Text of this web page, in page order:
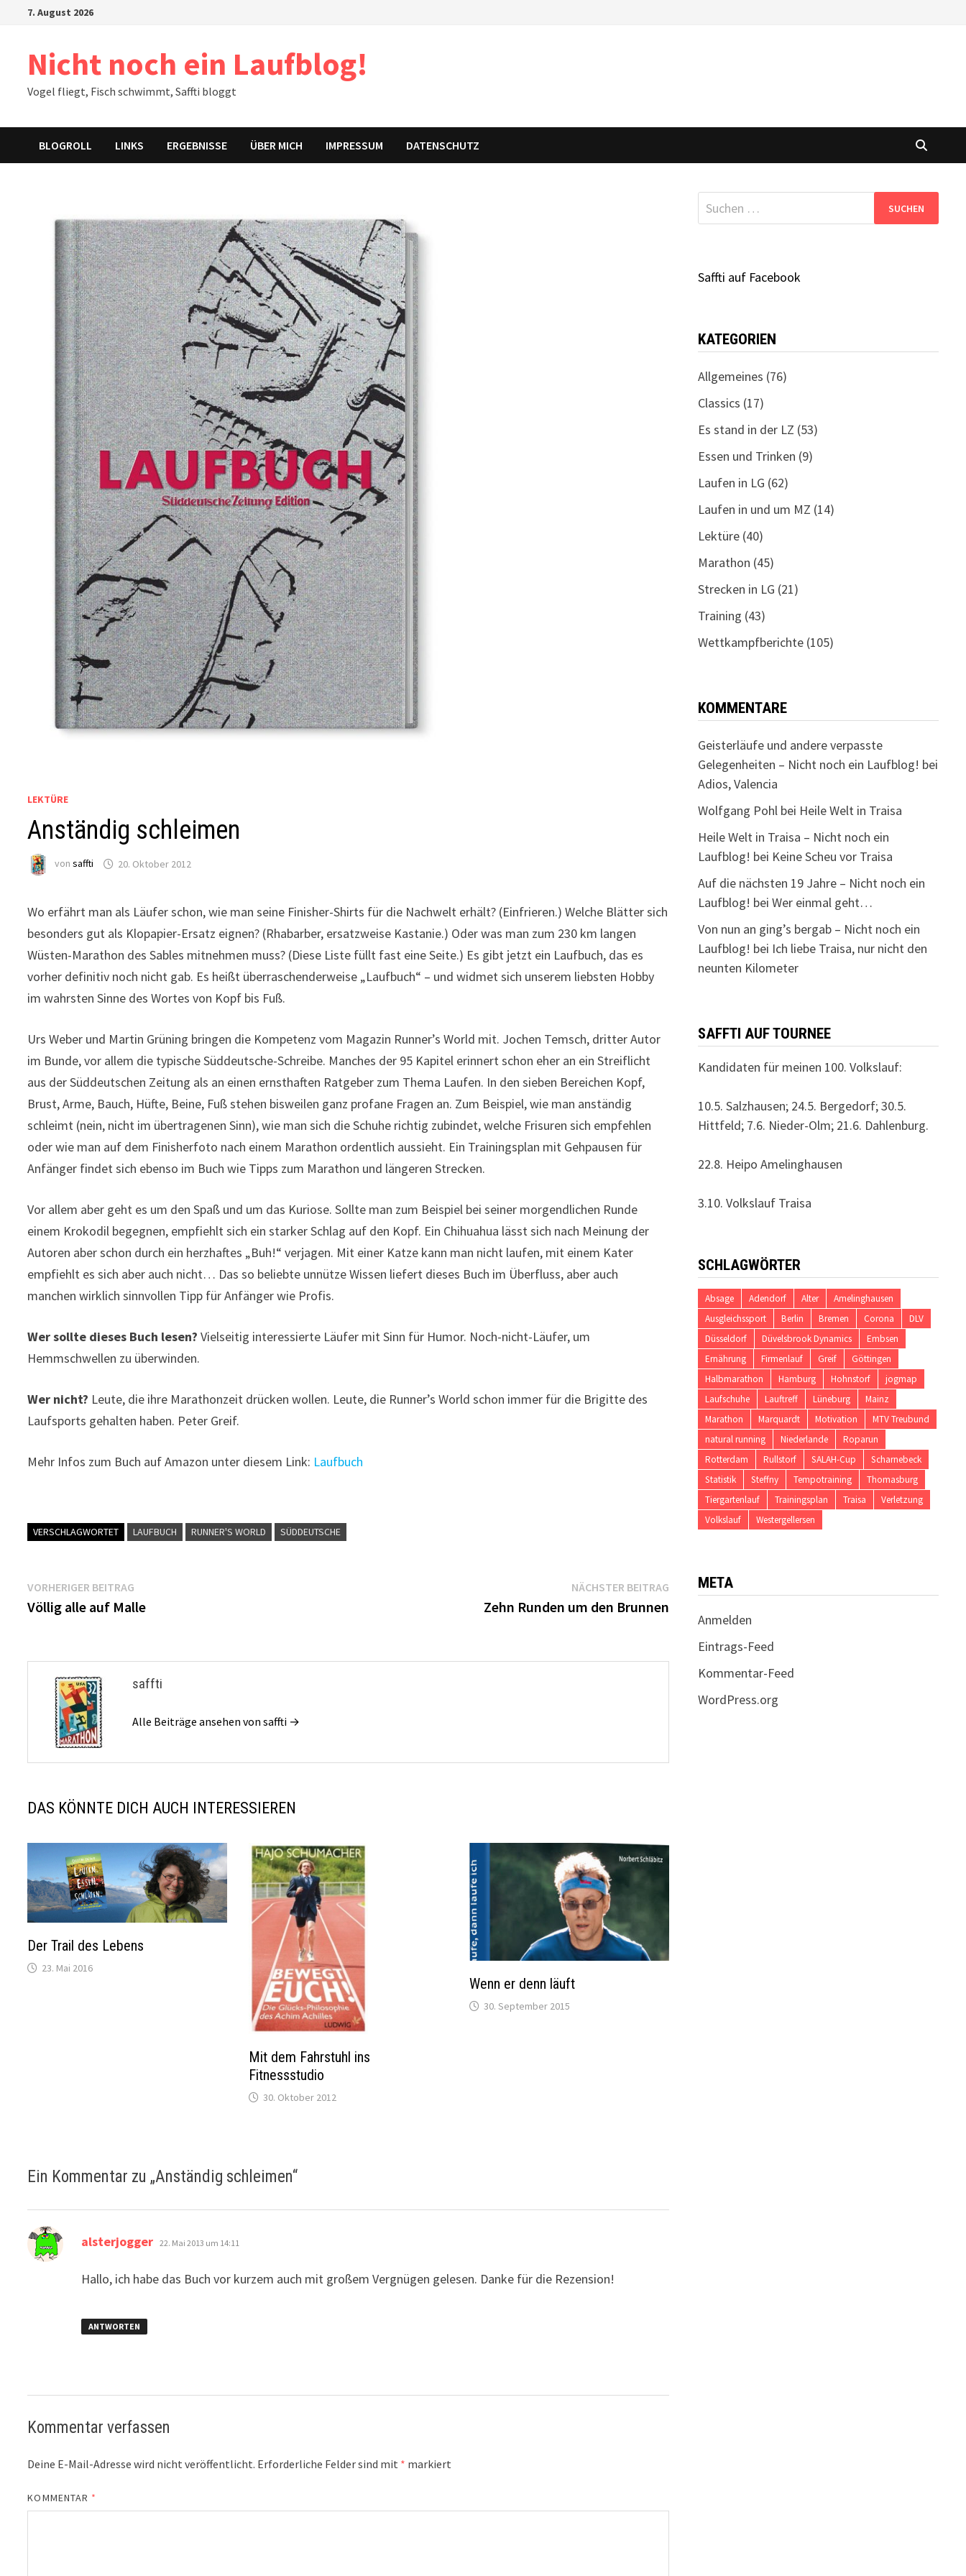
7. August 2026
Nicht noch ein Laufblog!
Vogel fliegt, Fisch schwimmt, Saffti bloggt
BLOGROLL LINKS ERGEBNISSE ÜBER MICH IMPRESSUM DATENSCHUTZ
LEKTÜRE
Anständig schleimen
vonsaffti 20. Oktober 2012
Wo erfährt man als Läufer schon, wie man seine Finisher-Shirts für die Nachwelt erhält? (Einfrieren.) Welche Blätter sich
besonders gut als Klopapier-Ersatz eignen? (Rhabarber, ersatzweise Kastanie.) Oder was man zum 230 km langen
Wüsten-Marathon des Sables mitnehmen muss? (Diese Liste füllt fast eine Seite.) Es gibt jetzt ein Laufbuch, das es
vorher definitiv noch nicht gab. Es heißt überraschenderweise „Laufbuch“ – und widmet sich unserem liebsten Hobby
im wahrsten Sinne des Wortes von Kopf bis Fuß.
Urs Weber und Martin Grüning bringen die Kompetenz vom Magazin Runner’s World mit. Jochen Temsch, dritter Autor
im Bunde, vor allem die typische Süddeutsche-Schreibe. Manches der 95 Kapitel erinnert schon eher an ein Streiflicht
aus der Süddeutschen Zeitung als an einen ernsthaften Ratgeber zum Thema Laufen. In den sieben Bereichen Kopf,
Brust, Arme, Bauch, Hüfte, Beine, Fuß stehen bisweilen ganz profane Fragen an. Zum Beispiel, wie man anständig
schleimt (nein, nicht im übertragenen Sinn), wie man sich die Schuhe richtig zubindet, welche Frisuren sich empfehlen
oder wie man auf dem Finisherfoto nach einem Marathon ordentlich aussieht. Ein Trainingsplan mit Gehpausen für
Anfänger findet sich ebenso im Buch wie Tipps zum Marathon und längeren Strecken.
Vor allem aber geht es um den Spaß und um das Kuriose. Sollte man zum Beispiel bei seiner morgendlichen Runde
einem Krokodil begegnen, empfiehlt sich ein starker Schlag auf den Kopf. Ein Chihuahua lässt sich nach Meinung der
Autoren aber schon durch ein herzhaftes „Buh!“ verjagen. Mit einer Katze kann man nicht laufen, mit einem Kater
empfiehlt es sich aber auch nicht… Das so beliebte unnütze Wissen liefert dieses Buch im Überfluss, aber auch
manchen wirklich sinnvollen Tipp für Anfänger wie Profis.
Wer sollte dieses Buch lesen? Vielseitig interessierte Läufer mit Sinn für Humor. Noch-nicht-Läufer, um
Hemmschwellen zu überwinden.
Wer nicht? Leute, die ihre Marathonzeit drücken wollen. Leute, die Runner’s World schon immer für die Brigitte des
Laufsports gehalten haben. Peter Greif.
Mehr Infos zum Buch auf Amazon unter diesem Link: Laufbuch
VERSCHLAGWORTET LAUFBUCH RUNNER'S WORLD SÜDDEUTSCHE
Beitragsnavigation
VORHERIGER BEITRAG
Beitrag:
Völlig alle auf Malle
NÄCHSTER BEITRAGNächster
Beitrag:
Zehn Runden um den Brunnen
saffti
Alle Beiträge ansehen von saffti →
DAS KÖNNTE DICH AUCH INTERESSIEREN
Der Trail des Lebens
23. Mai 2016
Mit dem Fahrstuhl ins
Fitnessstudio
30. Oktober 2012
Wenn er denn läuft
30. September 2015
Ein Kommentar zu „Anständig schleimen“
alsterjogger sagt:
22. Mai 2013 um 14:11
Hallo, ich habe das Buch vor kurzem auch mit großem Vergnügen gelesen. Danke für die Rezension!
ANTWORTEN
Kommentar verfassen
Deine E-Mail-Adresse wird nicht veröffentlicht. Erforderliche Felder sind mit * markiert
KOMMENTAR *
Suchen
nach:
Saffti auf Facebook
KATEGORIEN
Allgemeines (76)
Classics (17)
Es stand in der LZ (53)
Essen und Trinken (9)
Laufen in LG (62)
Laufen in und um MZ (14)
Lektüre(40)
Marathon (45)
Strecken in LG (21)
Training (43)
Wettkampfberichte(105)
KOMMENTARE
Geisterläufe und andere verpasste
Gelegenheiten – Nicht noch ein Laufblog! bei
Adios, Valencia
Wolfgang Pohlbei Heile Welt in Traisa
Heile Welt in Traisa – Nicht noch ein
Laufblog! bei Keine Scheu vor Traisa
Auf die nächsten 19 Jahre – Nicht noch ein
Laufblog! bei Wer einmal geht…
Von nun an ging’s bergab – Nicht noch ein
Laufblog! bei Ich liebe Traisa, nur nicht den
neunten Kilometer
SAFFTI AUF TOURNEE
Kandidaten für meinen 100. Volkslauf:
10.5. Salzhausen; 24.5. Bergedorf; 30.5.
Hittfeld; 7.6. Nieder-Olm; 21.6. Dahlenburg.
22.8. Heipo Amelinghausen
3.10. Volkslauf Traisa
SCHLAGWÖRTER
Absage Adendorf Alter
Amelinghausen
Ausgleichssport
Berlin Bremen Corona
DLV
Düsseldorf
Düvelsbrook Dynamics
Embsen
Ernährung
Firmenlauf Greif
Göttingen
Halbmarathon
Hamburg Hohnstorf
jogmap
Laufschuhe
Lauftreff Lüneburg
Mainz
Marathon
Marquardt Motivation
MTV Treubund
natural running
Niederlande
Roparun
Rotterdam
Rullstorf SALAH-Cup
Scharnebeck
Statistik
Steffny Tempotraining
Thomasburg
Tiergartenlauf
Trainingsplan Traisa
Verletzung
Volkslauf
Westergellersen
META
Anmelden
Eintrags-Feed
Kommentar-Feed
WordPress.org